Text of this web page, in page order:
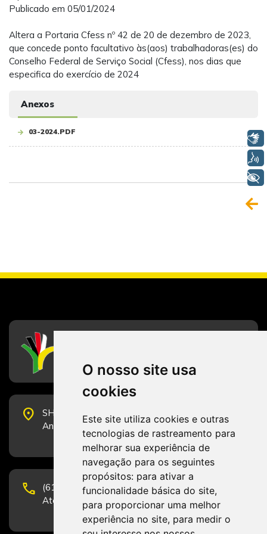
O nosso site usa
cookies
Este site utiliza cookies e outras
tecnologias de rastreamento para
melhorar sua experiência de
navegação para os seguintes
propósitos: para ativar a
funcionalidade básica do site,
para proporcionar uma melhor
experiência no site, para medir o
Publicado em 05/01/2024
Altera a Portaria Cfess nº 42 de 20 de dezembro de 2023,
que concede ponto facultativo às(aos) trabalhadoras(es) do
Conselho Federal de Serviço Social (Cfess), nos dias que
especifica do exercício de 2024
Anexos
03-2024.PDF
place
SHS Quadra 6, Bloco E, Complexo Brasil 21, 20º
Andar, Sala 2001 - CEP 70322-915 - Brasília/DF
phone
(61) 3223-1652 e (61) 98131-3801.
Atendimento por telefone em horário comercial